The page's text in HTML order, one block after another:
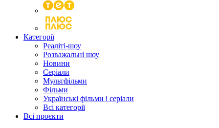
Категорії
Реаліті-шоу
Розважальні шоу
Новини
Серіали
Мультфільми
Фільми
Українські фільми і серіали
Всі категорії
Всі проєкти